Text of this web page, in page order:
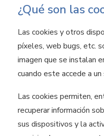
¿Qué son las
Las cookies y otros
píxeles, web bugs, etc.
imagen que se instalan
cuando este accede a
Las cookies permiten,
recuperar información
sus dispositivos y la